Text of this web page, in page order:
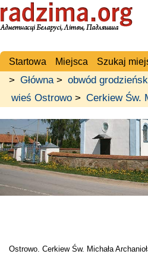
Startowa Miejsca Szukaj
> Główna> obwód
wieś Ostrowo > Cerkiew Św.
Ostrowo. Cerkiew Św. Michała